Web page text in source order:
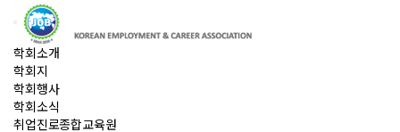
학회소개
학회지
학회행사
학회소식
취업진로종합교육원